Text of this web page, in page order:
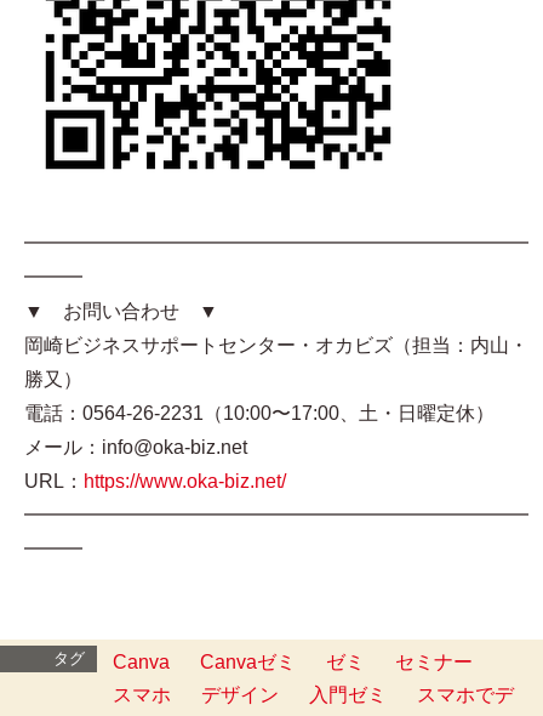
━━━━━━━━━━━━━━━━━━━━━━━━━━
━━━
▼ お問い合わせ ▼
岡崎ビジネスサポートセンター・オカビズ（担当：内山・
勝又）
電話：0564-26-2231（10:00〜17:00、土・日曜定休）
メール：info@oka-biz.net
URL： https://www.oka-biz.net/
━━━━━━━━━━━━━━━━━━━━━━━━━━
━━━
タグ Canva Canvaゼミ ゼミ
セミナー
スマホ
デザイン 入門ゼミ
スマホでデ